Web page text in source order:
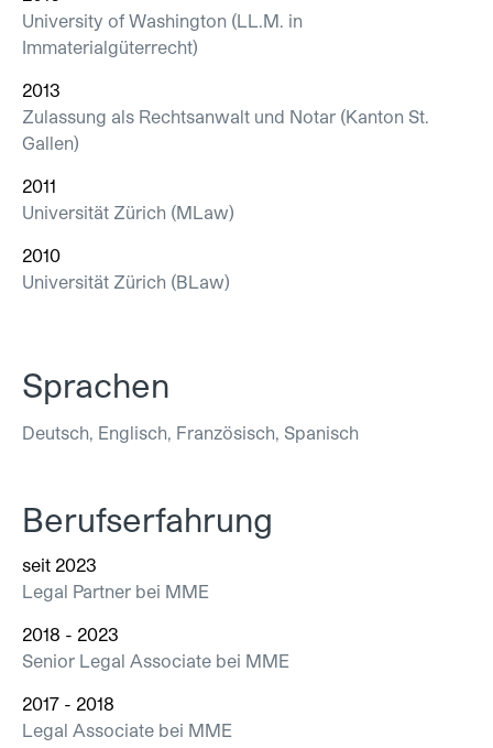
University of Washington (LL.M. in
Immaterialgüterrecht)
2013
Zulassung als Rechtsanwalt und Notar (Kanton St.
Gallen)
2011
Universität Zürich (MLaw)
2010
Universität Zürich (BLaw)
Sprachen
Deutsch, Englisch, Französisch, Spanisch
Berufserfahrung
seit 2023
Legal Partner bei MME
2018 - 2023
Senior Legal Associate bei MME
2017 - 2018
Legal Associate bei MME